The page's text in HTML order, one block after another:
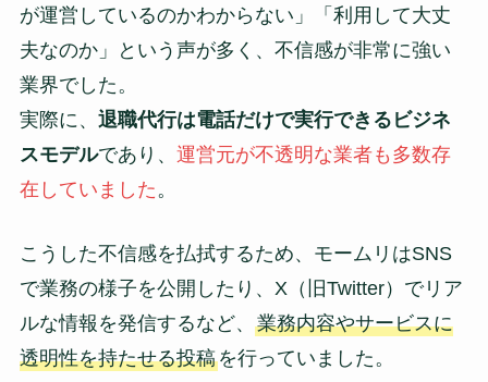
が運営しているのかわからない」「利用して大丈
夫なのか」という声が多く、不信感が非常に強い
業界でした。
実際に、 退職代行は電話だけで実行できるビジネ
スモデルであり、 運営元が不透明な業者も多数存
在していました。
こうした不信感を払拭するため、モームリはSNS
で業務の様子を公開したり、X（旧Twitter）でリア
ルな情報を発信するなど、 業務内容やサービスに
透明性を持たせる投稿を行っていました。